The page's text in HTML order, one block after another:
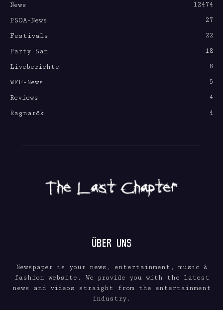
News
12474
PSOA-News
27
Festivals
22
Party San
18
Liveberichte
8
WFF-News
5
Reviews
4
Ragnarök
4
ÜBER UNS
Newspaper is your news, entertainment, music &
fashion website. We provide you with the latest
news and videos straight from the entertainment
industry.